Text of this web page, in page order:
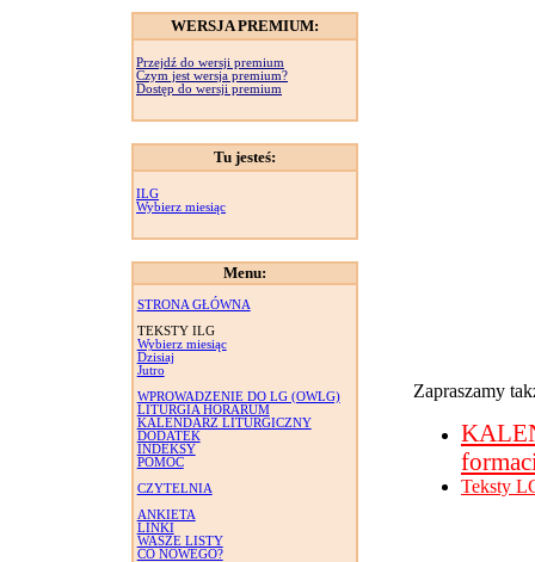
WERSJA PREMIUM:
Przejdź do wersji premium
Czym jest wersja premium?
Dostęp do wersji premium
Tu jesteś:
ILG
Wybierz miesiąc
Menu:
STRONA GŁÓWNA
TEKSTY ILG
Wybierz miesiąc
Dzisiaj
Jutro
WPROWADZENIE DO LG (OWLG)
LITURGIA HORARUM
KALENDARZ LITURGICZNY
DODATEK
INDEKSY
POMOC
CZYTELNIA
ANKIETA
LINKI
WASZE LISTY
CO NOWEGO?
Zapraszamy
Teksty